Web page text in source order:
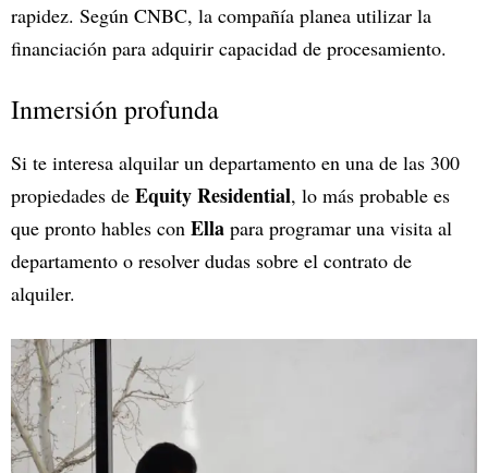
rapidez. Según CNBC, la compañía planea utilizar la
financiación para adquirir capacidad de procesamiento.
Inmersión profunda
Si te interesa alquilar un departamento en una de las 300
propiedades de Equity Residential, lo más probable es
que pronto hables con Ella para programar una visita al
departamento o resolver dudas sobre el contrato de
alquiler.